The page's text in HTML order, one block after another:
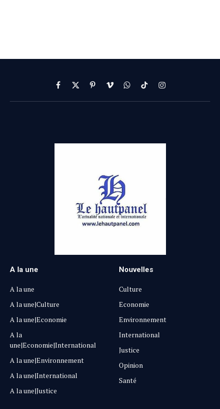
Facebook
X
(Twitter)
PinterestVimeoWhatsApp
TikTokInstagram
A la une
A la une
A la une|Culture
A la une|Economie
A la
une|Economie|International
A la une|Environnement
A la une|International
A la une|Justice
Nouvelles
Culture
Economie
Environnement
International
Justice
Opinion
Santé